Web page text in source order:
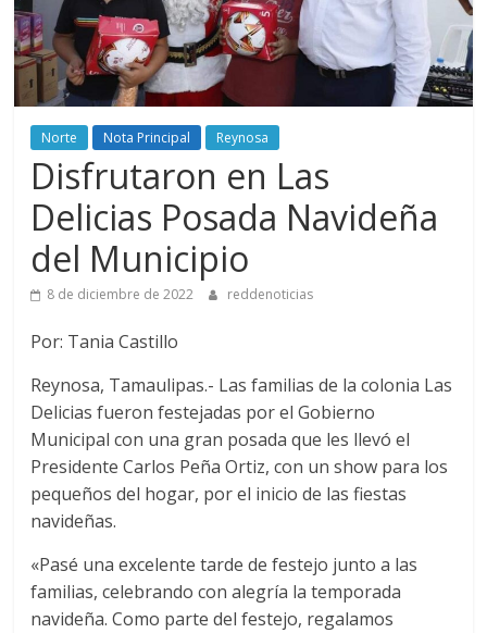
Norte Nota Principal Reynosa
Disfrutaron en Las
Delicias Posada Navideña
del Municipio
8 de diciembre de 2022 reddenoticias
Por: Tania Castillo
Reynosa, Tamaulipas.- Las familias de la colonia Las
Delicias fueron festejadas por el Gobierno
Municipal con una gran posada que les llevó el
Presidente Carlos Peña Ortiz, con un show para los
pequeños del hogar, por el inicio de las fiestas
navideñas.
«Pasé una excelente tarde de festejo junto a las
familias, celebrando con alegría la temporada
navideña. Como parte del festejo, regalamos